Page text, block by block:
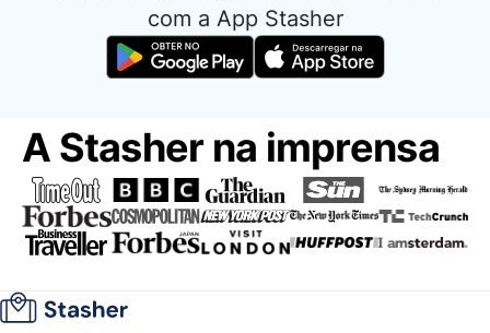
com a App Stasher
A Stasher na imprensa